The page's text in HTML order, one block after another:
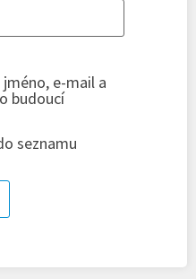
e-mail a
budoucí
seznamu